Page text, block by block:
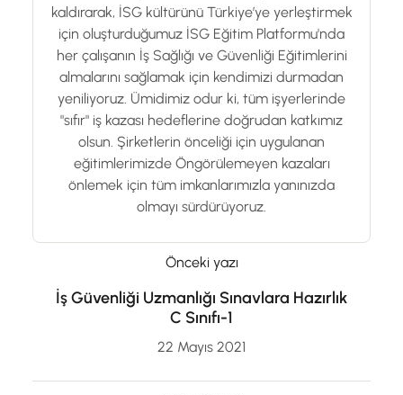
kaldırarak, İSG kültürünü Türkiye’ye yerleştirmek
için oluşturduğumuz İSG Eğitim Platformu'nda
her çalışanın İş Sağlığı ve Güvenliği Eğitimlerini
almalarını sağlamak için kendimizi durmadan
yeniliyoruz. Ümidimiz odur ki, tüm işyerlerinde
"sıfır" iş kazası hedeflerine doğrudan katkımız
olsun. Şirketlerin önceliği için uygulanan
eğitimlerimizde Öngörülemeyen kazaları
önlemek için tüm imkanlarımızla yanınızda
olmayı sürdürüyoruz.
Önceki yazı
İş Güvenliği Uzmanlığı Sınavlara Hazırlık
C Sınıfı-1
22 Mayıs 2021